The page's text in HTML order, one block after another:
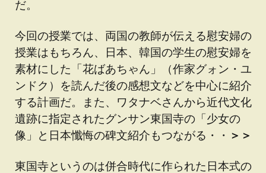
だ。
今回の授業では、両国の教師が伝える慰安婦の
授業はもちろん、日本、韓国の学生の慰安婦を
素材にした「花ばあちゃん」（作家グォン・ユ
ンドク）を読んだ後の感想文などを中心に紹介
する計画だ。また、ワタナベさんから近代文化
遺跡に指定されたグンサン東国寺の「少女の
像」と日本懺悔の碑文紹介もつながる・・ ＞＞
東国寺というのは併合時代に作られた日本式の